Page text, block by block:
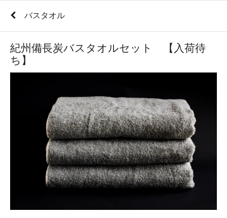
バスタオル
紀州備長炭バスタオルセット 【入荷待
ち】